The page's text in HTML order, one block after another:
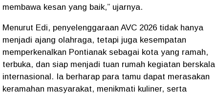
membawa kesan yang baik,” ujarnya.
Menurut Edi, penyelenggaraan AVC 2026 tidak hanya
menjadi ajang olahraga, tetapi juga kesempatan
memperkenalkan Pontianak sebagai kota yang ramah,
terbuka, dan siap menjadi tuan rumah kegiatan berskala
internasional. Ia berharap para tamu dapat merasakan
keramahan masyarakat, menikmati kuliner, serta